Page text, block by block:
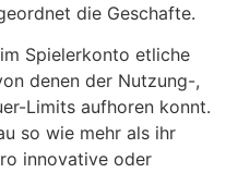
die Geschafte.
Spielerkonto etliche
denen der Nutzung-,
Limits aufhoren konnt.
so wie mehr als ihr
innovative oder